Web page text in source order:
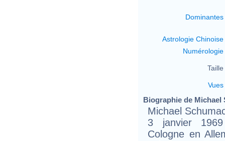
Dominantes
Astrologie Chinoise
Numérologie
Taille
Vues
Biographie de Michael
Michael
3 janvier
Cologne en